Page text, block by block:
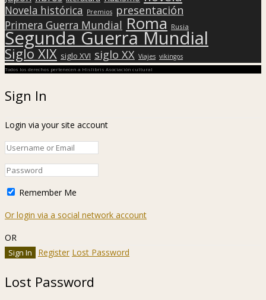
Novela histórica Premios presentación
Primera Guerra Mundial Roma Rusia
Segunda Guerra Mundial
Siglo XIX siglo XVI siglo XX Viajes vikingos
Todos los derechos pertenecen a Hislibris Asociación cultural
Sign In
Login via your site account
Remember Me
Or login via a social network account
OR
Register Lost Password
Lost Password